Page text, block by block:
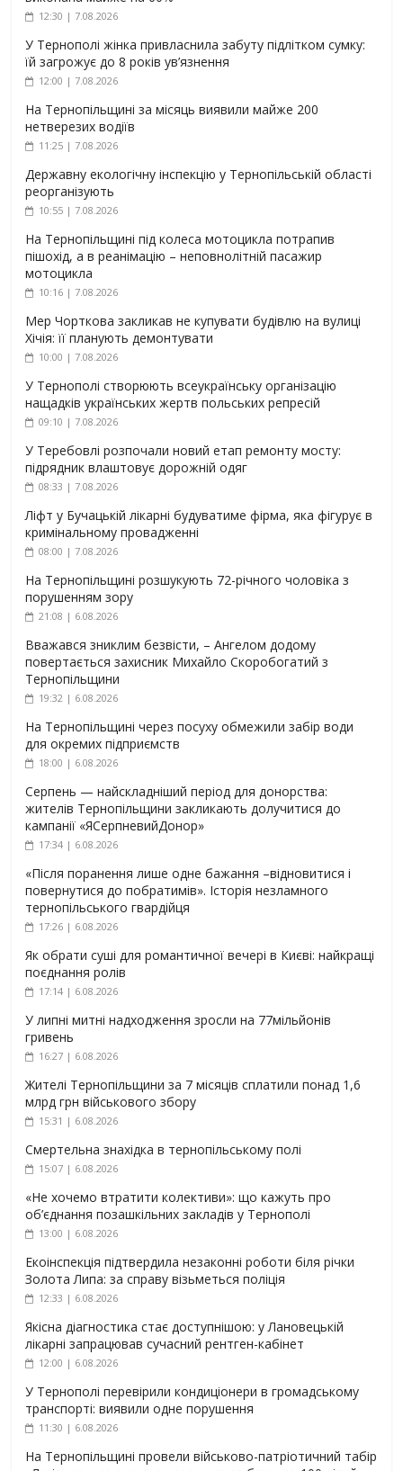
12:30 | 7.08.2026
У Тернополі жінка привласнила забуту підлітком сумку:
їй загрожує до 8 років ув’язнення
12:00 | 7.08.2026
На Тернопільщині за місяць виявили майже 200
нетверезих водіїв
11:25 | 7.08.2026
Державну екологічну інспекцію у Тернопільській області
реорганізують
10:55 | 7.08.2026
На Тернопільщині під колеса мотоцикла потрапив
пішохід, а в реанімацію – неповнолітній пасажир
мотоцикла
10:16 | 7.08.2026
Мер Чорткова закликав не купувати будівлю на вулиці
Хічія: її планують демонтувати
10:00 | 7.08.2026
У Тернополі створюють всеукраїнську організацію
нащадків українських жертв польських репресій
09:10 | 7.08.2026
У Теребовлі розпочали новий етап ремонту мосту:
підрядник влаштовує дорожній одяг
08:33 | 7.08.2026
Ліфт у Бучацькій лікарні будуватиме фірма, яка фігурує в
кримінальному провадженні
08:00 | 7.08.2026
На Тернопільщині розшукують 72-річного чоловіка з
порушенням зору
21:08 | 6.08.2026
Вважався зниклим безвісти, – Ангелом додому
повертається захисник Михайло Скоробогатий з
Тернопільщини
19:32 | 6.08.2026
На Тернопільщині через посуху обмежили забір води
для окремих підприємств
18:00 | 6.08.2026
Серпень — найскладніший період для донорства:
жителів Тернопільщини закликають долучитися до
кампанії «ЯСерпневийДонор»
17:34 | 6.08.2026
«Після поранення лише одне бажання –відновитися і
повернутися до побратимів». Історія незламного
тернопільського гвардійця
17:26 | 6.08.2026
Як обрати суші для романтичної вечері в Києві: найкращі
поєднання ролів
17:14 | 6.08.2026
У липні митні надходження зросли на 77мільйонів
гривень
16:27 | 6.08.2026
Жителі Тернопільщини за 7 місяців сплатили понад 1,6
млрд грн військового збору
15:31 | 6.08.2026
Смертельна знахідка в тернопільському полі
15:07 | 6.08.2026
«Не хочемо втратити колективи»: що кажуть про
об’єднання позашкільних закладів у Тернополі
13:00 | 6.08.2026
Екоінспекція підтвердила незаконні роботи біля річки
Золота Липа: за справу візьметься поліція
12:33 | 6.08.2026
Якісна діагностика стає доступнішою: у Лановецькій
лікарні запрацював сучасний рентген-кабінет
12:00 | 6.08.2026
У Тернополі перевірили кондиціонери в громадському
транспорті: виявили одне порушення
11:30 | 6.08.2026
На Тернопільщині провели військово-патріотичний табір